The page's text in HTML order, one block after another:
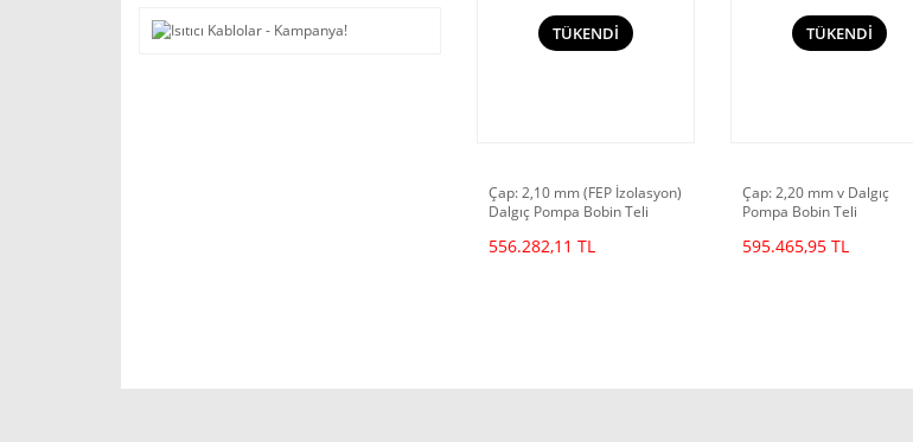
TÜKENDİ
Çap: 2,10 mm (FEP İzolasyon)
Dalgıç Pompa Bobin Teli
556.282,11 TL
TÜKENDİ
Çap: 2,20 mm v Dalgıç
Pompa Bobin Teli
595.465,95 TL